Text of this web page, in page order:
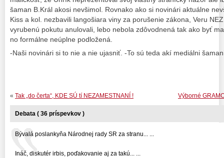
šaman B.Král akosi nevšimol. Rovnako ako si novinári aktuálne
Kiss a kol. nezbavili langošiara viny za porušenie zákona, Veru
vyrubenú pokutu anulovali, lebo nebola zdôvodnená tak ako byť
no formálne neúplne podložená.
-Naši novinári si to nie a nie ujasniť. -To sú teda akí mediálni
Výborné
« Tak „do čerta“, KDE SÚ tí NEZAMESTNANÍ !
Debata ( 36 príspevkov )
Bývalá poslankyňa Národnej rady SR za stranu... ...
Ináč, diskutér irbis, poďakovanie aj za takú... ...